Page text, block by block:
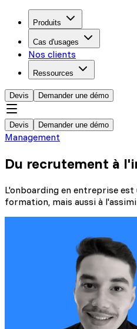
Produits
Cas d'usages
Nos clients
Ressources
Devis Demander une démo
Devis Demander une démo
Management
Du recrutement à
L'onboarding en entreprise
formation, mais aussi à